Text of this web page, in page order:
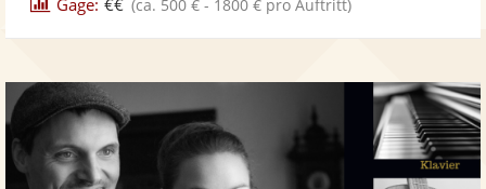
(ca. 500 € - 1800 € pro Auftritt)